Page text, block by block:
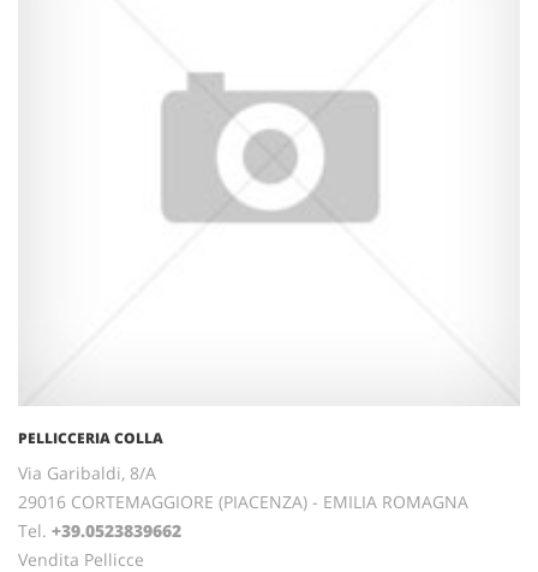
PELLICCERIA COLLA
Via Garibaldi, 8/A
29016 CORTEMAGGIORE (PIACENZA) - EMILIA ROMAGNA
Tel. +39.0523839662
Vendita Pellicce